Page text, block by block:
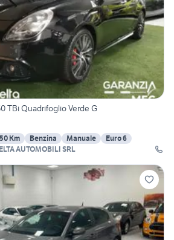
TBi Quadrifoglio Verde G
Km Benzina Manuale
Euro 6
GRUPPO DELTA AUTOMOBILI SRL